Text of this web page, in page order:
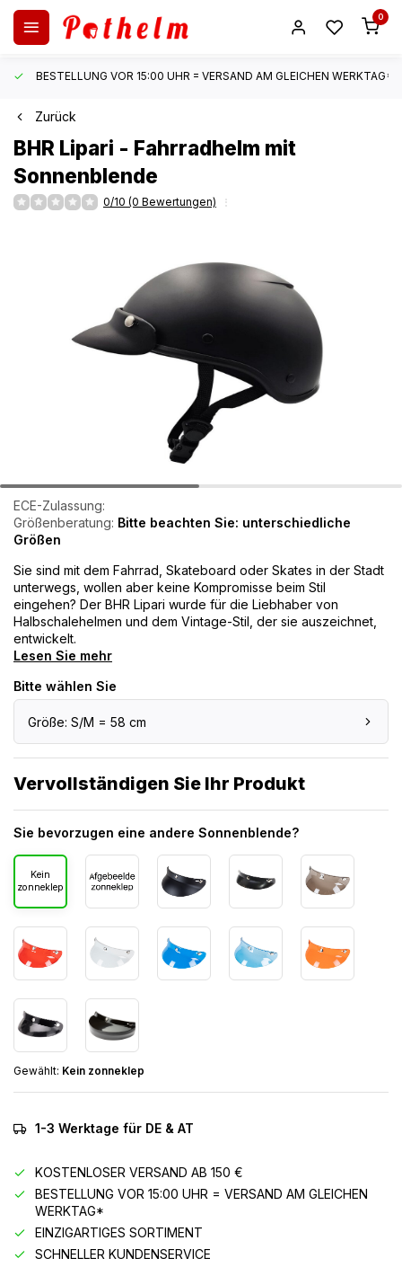
0
BESTELLUNG VOR 15:00 UHR = VERSAND AM GLEICHEN WERKTAG*
Zurück
BHR Lipari - Fahrradhelm mit
Sonnenblende
0/10 (0 Bewertungen)
ECE-Zulassung:
Größenberatung: Bitte beachten Sie: unterschiedliche
Größen
Sie sind mit dem Fahrrad, Skateboard oder Skates in der Stadt
unterwegs, wollen aber keine Kompromisse beim Stil
eingehen? Der BHR Lipari wurde für die Liebhaber von
Halbschalehelmen und dem Vintage-Stil, der sie auszeichnet,
entwickelt.
Lesen Sie mehr
Bitte wählen Sie
Größe: S/M = 58 cm
Vervollständigen Sie Ihr Produkt
Sie bevorzugen eine andere Sonnenblende?
Kein
zonneklep
Gewählt: Kein zonneklep
1-3 Werktage für DE & AT
KOSTENLOSER VERSAND AB 150 €
BESTELLUNG VOR 15:00 UHR = VERSAND AM GLEICHEN
WERKTAG*
EINZIGARTIGES SORTIMENT
SCHNELLER KUNDENSERVICE